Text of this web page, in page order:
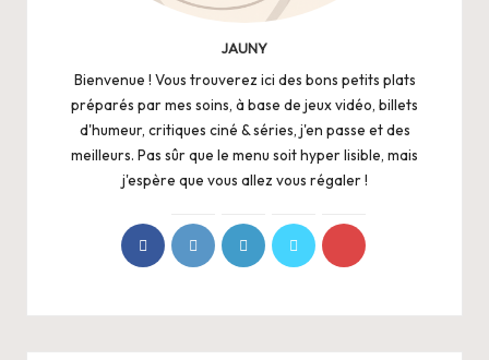
JAUNY
Bienvenue ! Vous trouverez ici des bons petits plats
préparés par mes soins, à base de jeux vidéo, billets
d'humeur, critiques ciné & séries, j'en passe et des
meilleurs. Pas sûr que le menu soit hyper lisible, mais
j'espère que vous allez vous régaler !